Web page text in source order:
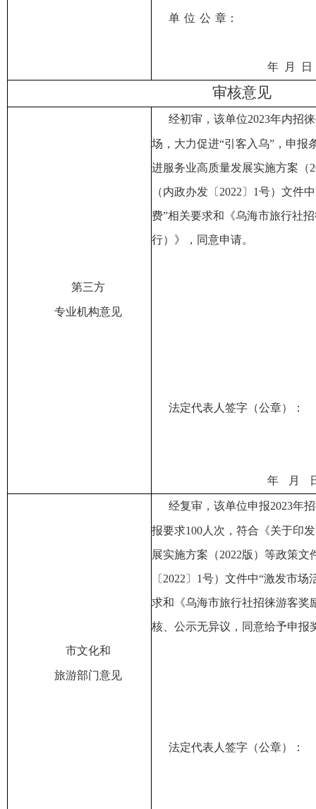
单 位 公 章：
年 月 日
审核意见
第三方
专业机构意见
经初审，该单位2023年内招徕
场，大力促进“引客入乌”，申报
进服务业高质量发展实施方案（
（内政办发〔 2022 〕 1号） 文件
费”相关要求和《乌海市旅行社
行）》， 同意申请。
法定代表人签字 （公章） ：
年 月
市文化和
旅游部门意见
经复审，该单位申报2023年
报要求100 人次，符合《关于印
展实施方案（2022版）等政策文
〔 2022 〕 1号）文件中“激发市场
求和《乌海市旅行社招徕游客奖
核、公示无异议，同意给予申报
法定代表人签字 （公章） ：